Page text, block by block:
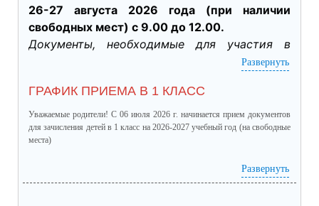
26-27 августа 2026 года (при наличии
свободных мест) с 9.00 до 12.00.
Документы, необходимые для участия в
участии в индивидуальном отборе при
приеме обучающегося для получения
среднего общего образования для
профильного обучения. (подлинник)
·           Табель успеваемости обучающегося
за 9 класс, заверенный руководителем ОО
Развернуть
ГРАФИК ПРИЕМА В 1 КЛАСС
Уважаемые родители! С 06 июля 2026 г. начинается прием документов
для зачисления детей в 1 класс на 2026-2027 учебный год (на свободные
места)
(посмотреть)Развернуть